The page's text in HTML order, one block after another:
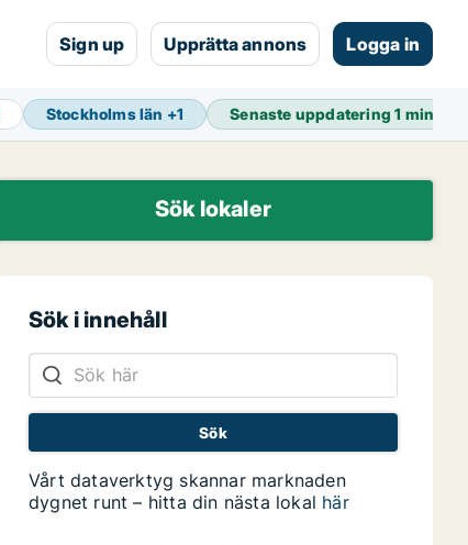
Sign up Upprätta annons Logga in
Stockholms län +1 Senaste uppdatering1 min
Sök lokaler
Sök i innehåll
Vårt dataverktyg skannar marknaden
dygnet runt – hitta din nästa lokal här